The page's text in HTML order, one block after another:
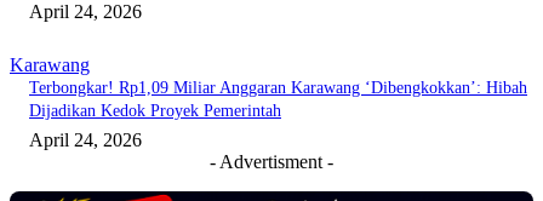
April 24, 2026
Karawang
Terbongkar! Rp1,09 Miliar Anggaran Karawang ‘Dibengkokkan’: Hibah
Dijadikan Kedok Proyek Pemerintah
April 24, 2026
- Advertisment -